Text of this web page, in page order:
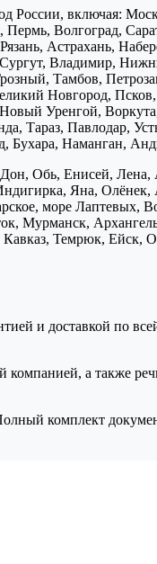
России, включая:
Волгоград,
Астрахань,
Владимир,
Тамбов,
Новгород,
Уренгой,
Тараз, Павлодар,
Бухара, Наманган,
Обь, Енисей,
Яна,
море
Мурманск,
Темрюк, Ейск,
и доставкой по
компанией, а также
комплект